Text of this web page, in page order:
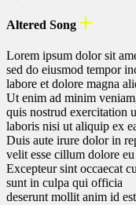
Altered Song
Lorem ipsum dolor sit
sed do eiusmod tempor
labore et dolore magna
Ut enim ad minim
quis nostrud exercitation
laboris nisi ut aliquip ex
Duis aute irure dolor in
velit esse cillum dolore
Excepteur sint occaecat
sunt in culpa qui officia
deserunt mollit anim id